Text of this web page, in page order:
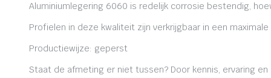
Aluminiumlegering 6060 is redelijk corrosie bestendig,
Profielen in deze kwaliteit zijn verkrijgbaar in een
Productiewijze: geperst
Staat de afmeting er niet tussen? Door kennis, ervaring